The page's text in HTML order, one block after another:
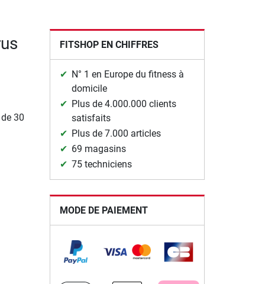
30
FITSHOP EN CHIFFRES
N° 1 en Europe du fitness à
domicile
Plus de 4.000.000 clients
satisfaits
Plus de 7.000 articles
69 magasins
75 techniciens
MODE DE PAIEMENT